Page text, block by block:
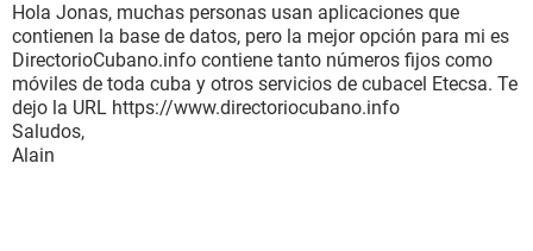
Hola Jonas, muchas personas usan aplicaciones que
contienen la base de datos, pero la mejor opción para mi es
DirectorioCubano.info contiene tanto números fijos como
móviles de toda cuba y otros servicios de cubacel Etecsa. Te
dejo la URL https://www.directoriocubano.info
Saludos,
Alain